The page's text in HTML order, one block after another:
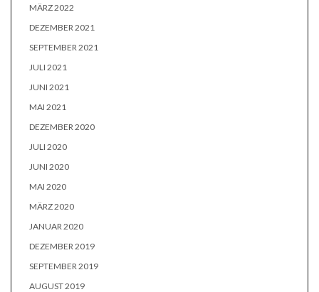
MÄRZ 2022
DEZEMBER 2021
SEPTEMBER 2021
JULI 2021
JUNI 2021
MAI 2021
DEZEMBER 2020
JULI 2020
JUNI 2020
MAI 2020
MÄRZ 2020
JANUAR 2020
DEZEMBER 2019
SEPTEMBER 2019
AUGUST 2019